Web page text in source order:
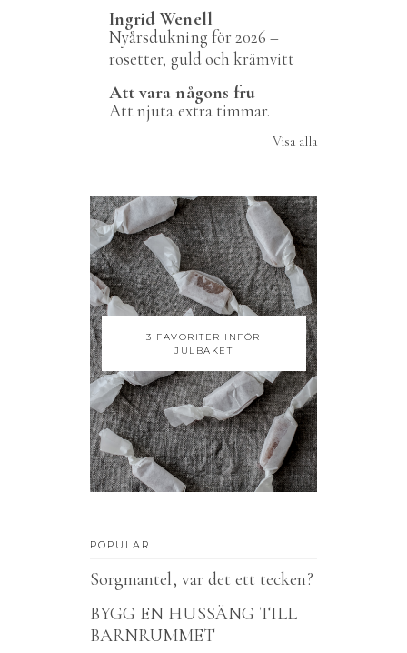
Ingrid Wenell
Nyårsdukning för 2026 –
rosetter, guld och krämvitt
Att vara någons fru
Att njuta extra timmar.
Visa alla
3 FAVORITER INFÖR
JULBAKET
POPULAR
Sorgmantel, var det ett tecken?
BYGG EN HUSSÄNG TILL
BARNRUMMET